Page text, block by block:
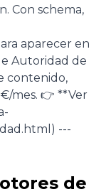
Con schema,
aparecer en
Autoridad de
contenido,
mes. 👉 **Ver
---
de